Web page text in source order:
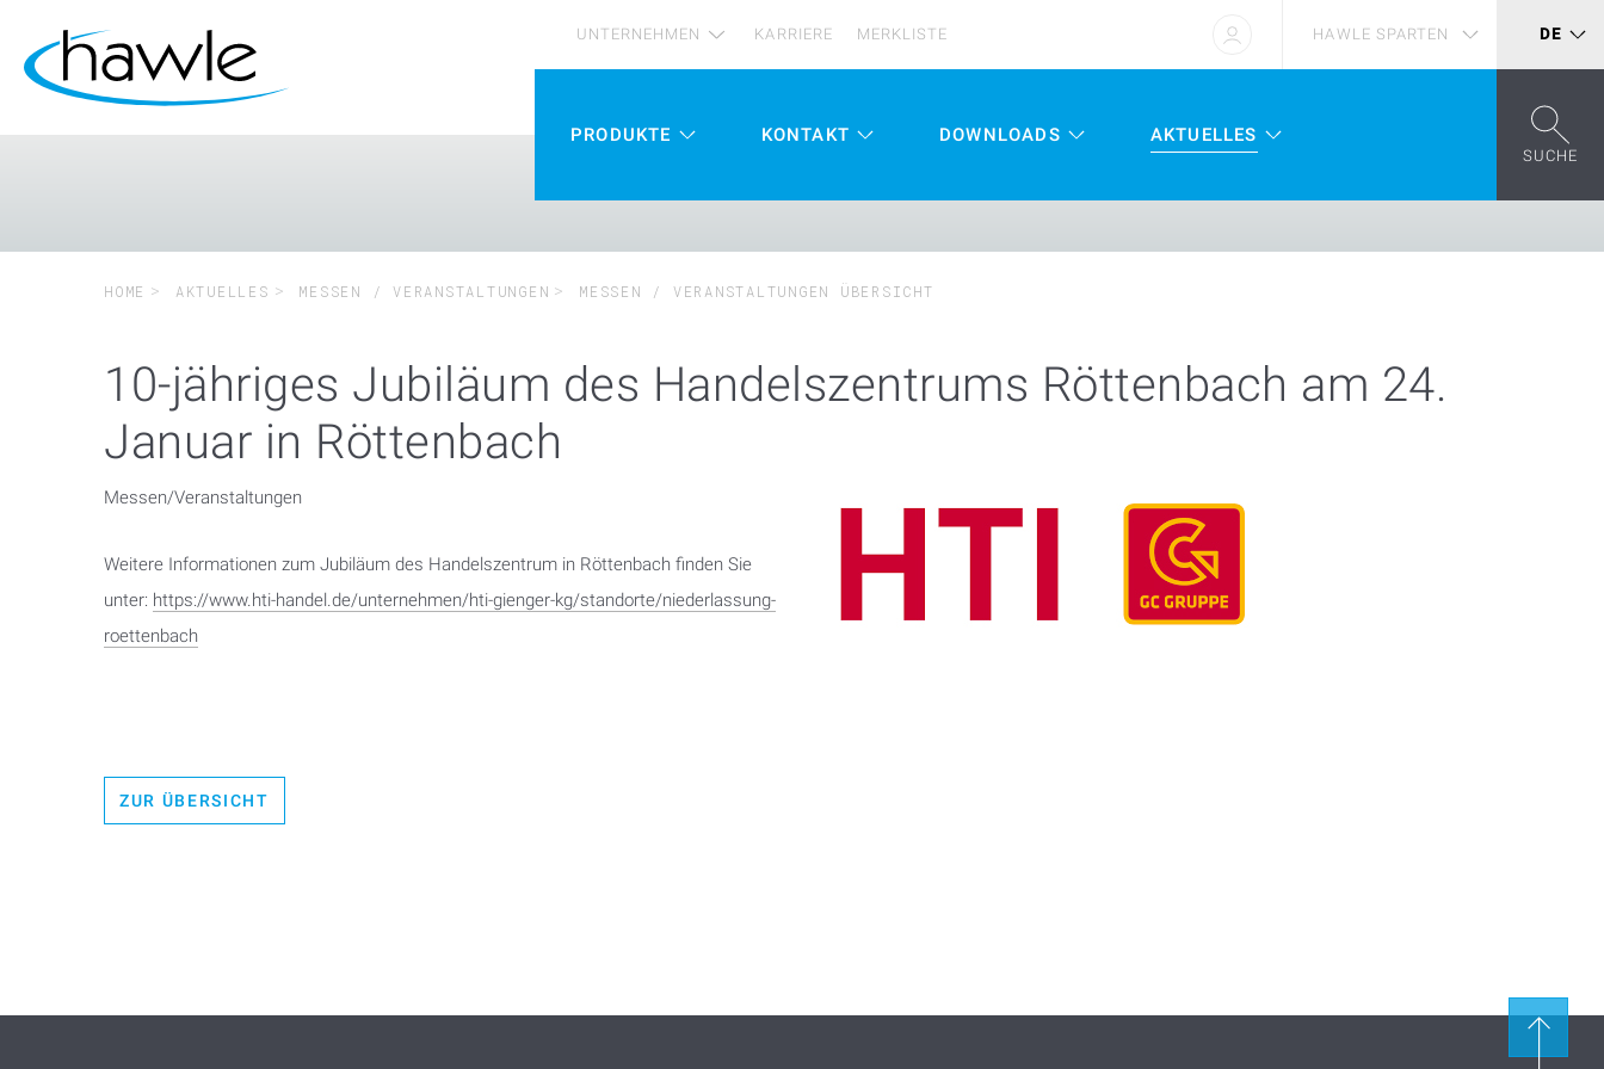
UNTERNEHMEN KARRIERE MERKLISTE HAWLE SPARTEN DE
PRODUKTE KONTAKT DOWNLOADS AKTUELLES
SUCHE
HOME AKTUELLES MESSEN / VERANSTALTUNGEN MESSEN / VERANSTALTUNGEN ÜBERSICHT
10-jähriges Jubiläum des Handelszentrums Röttenbach am 24.
Januar in Röttenbach
Messen/Veranstaltungen
Weitere Informationen zum Jubiläum des Handelszentrum in Röttenbach finden Sie
unter: https://www.hti-handel.de/unternehmen/hti-gienger-kg/standorte/niederlassung-
roettenbach
ZUR ÜBERSICHT